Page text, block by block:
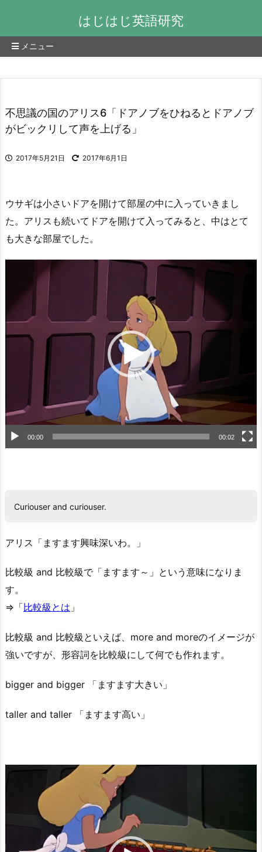
はじはじ英語研究
メニュー
不思議の国のアリス6「ドアノブをひねるとドアノブ
がビックリして声を上げる」
2017年5月21日 2017年6月1日
ウサギは小さいドアを開けて部屋の中に入っていきまし
た。アリスも続いてドアを開けて入ってみると、中はとて
も大きな部屋でした。
レ
ー
00:00 00:02
Curiouser and curiouser.
アリス「ますます興味深いわ。」
比較級 and 比較級で「ますます～」という意味になりま
す。
⇒「比較級とは 」
比較級 and 比較級といえば、more and moreのイメージが
強いですが、形容詞を比較級にして何でも作れます。
bigger and bigger 「ますます大きい」
taller and taller 「ますます高い」
レ
ー